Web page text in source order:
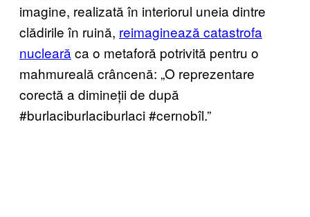
imagine, realizată în interiorul uneia dintre
clădirile în ruină, reimaginează catastrofa
nucleară ca o metaforă potrivită pentru o
mahmureală crâncenă: „O reprezentare
corectă a dimineții de după
#burlaciburlaciburlaci #cernobîl.”